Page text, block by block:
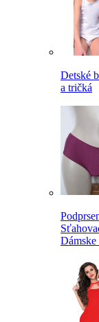
Detské
a tričká
Dámske